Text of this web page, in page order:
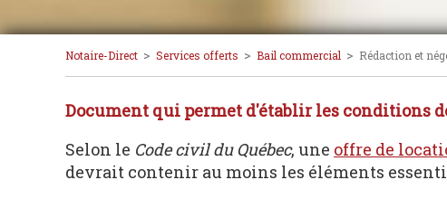
Notaire-Direct > Services offerts > Bail commercial > Rédaction et
Document qui permet d'établir les conditions
Selon le Code civil du Québec, une offre de
devrait contenir au moins les éléments